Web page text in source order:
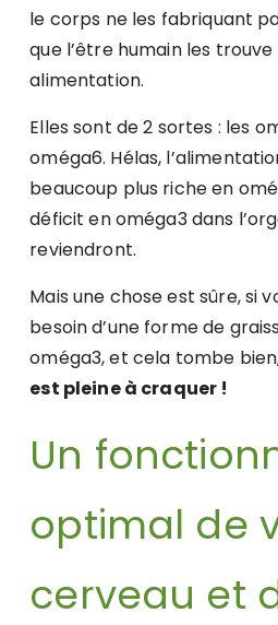
le corps ne les fabriquant
que l’être humain les trouve
alimentation.
Elles sont de 2 sortes : les
oméga6. Hélas,
beaucoup plus riche en
déficit en oméga3 dans
reviendront.
Mais une chose est sûre, si
besoin d’une forme de
oméga3, et cela tombe
est pleine à craquer !
Un
optimal de
cerveau et